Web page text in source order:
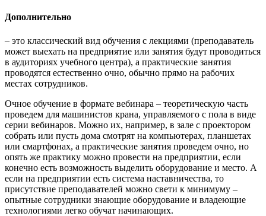
Дополнительно
– это классический вид обучения с лекциями (преподаватель
может выехать на предприятие или занятия будут проводиться
в аудиториях учебного центра), а практические занятия
проводятся естественно очно, обычно прямо на рабочих
местах сотрудников.
Очное обучение в формате вебинара – теоретическую часть
проведем для машинистов крана, управляемого с пола в виде
серии вебинаров. Можно их, например, в зале с проектором
собрать или пусть дома смотрят на компьютерах, планшетах
или смартфонах, а практические занятия проведем очно, но
опять же практику можно провести на предприятии, если
конечно есть возможность выделить оборудование и место. А
если на предприятии есть система наставничества, то
присутствие преподавателей можно свети к минимуму –
опытные сотрудники знающие оборудование и владеющие
технологиями легко обучат начинающих.